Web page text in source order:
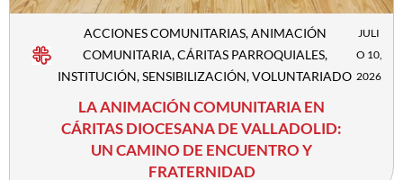
ACCIONES COMUNITARIAS,ANIMACIÓN
COMUNITARIA,CÁRITAS PARROQUIALES,
INSTITUCIÓN,SENSIBILIZACIÓN,VOLUNTARIADO
JULI
O 10,
2026
LA ANIMACIÓN COMUNITARIA EN
CÁRITAS DIOCESANA DE VALLADOLID:
UN CAMINO DE ENCUENTRO Y
FRATERNIDAD